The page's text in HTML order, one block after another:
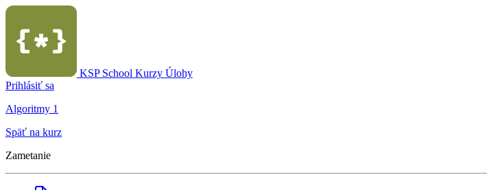
KSP School Kurzy Úlohy
Prihlásiť sa
Algoritmy 1
Späť na kurz
Zametanie